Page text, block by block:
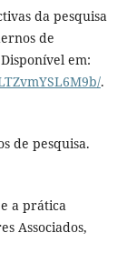
da pesquisa
de
em:
.
de pesquisa.
a prática
Associados,